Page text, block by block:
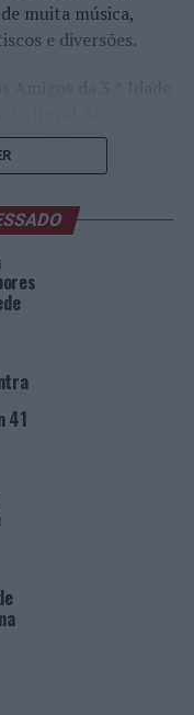
muita música,
e diversões.
Municipal de
do Alto
Filarmónica
41